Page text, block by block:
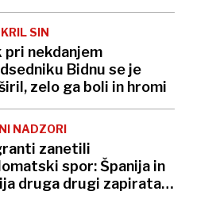
SIN
pri nekdanjem
Bidnu se je
zelo ga boli in hromi
NADZORI
zanetili
spor: Španija in
druga drugi zapirata